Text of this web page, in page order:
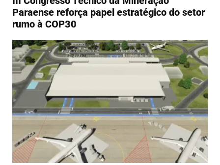
Paraense reforça papel estratégico do setor
rumo à COP30